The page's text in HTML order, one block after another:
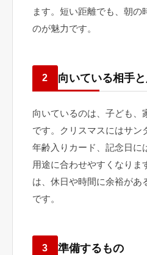
ます。短い距離でも、朝の
のが魅力です。
2 向いている相手
向いているのは、子ども、
です。クリスマスにはサン
年齢入りカード、記念日に
用途に合わせやすくなりま
は、休日や時間に余裕があ
です。
3 準備するもの